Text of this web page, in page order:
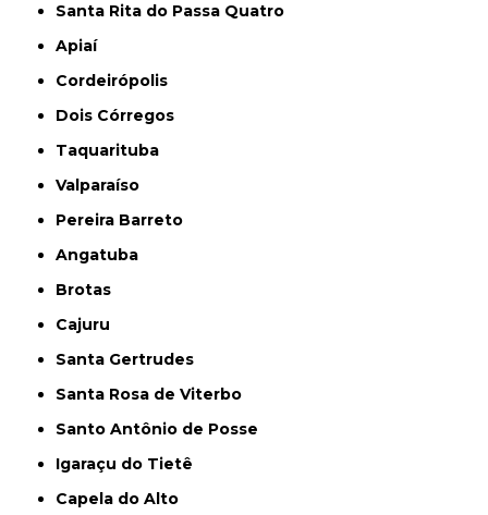
Santa Rita do Passa Quatro
Apiaí
Cordeirópolis
Dois Córregos
Taquarituba
Valparaíso
Pereira Barreto
Angatuba
Brotas
Cajuru
Santa Gertrudes
Santa Rosa de Viterbo
Santo Antônio de Posse
Igaraçu do Tietê
Capela do Alto